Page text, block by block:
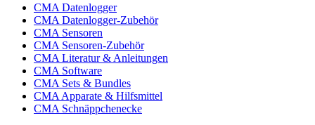
CMA Datenlogger
CMA Datenlogger-Zubehör
CMA Sensoren
CMA Sensoren-Zubehör
CMA Literatur & Anleitungen
CMA Software
CMA Sets & Bundles
CMA Apparate & Hilfsmittel
CMA Schnäppchenecke